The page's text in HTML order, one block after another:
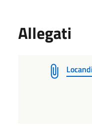
Allegati